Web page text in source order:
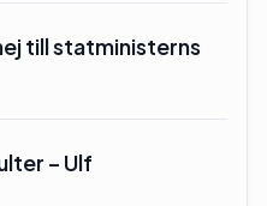
till statministerns
– Ulf